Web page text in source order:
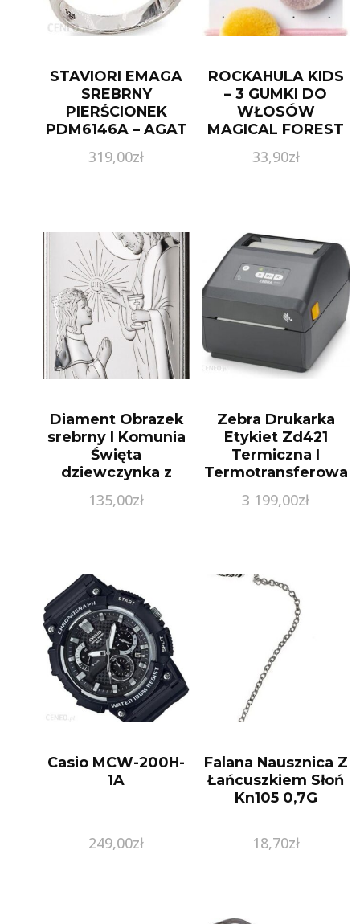
STAVIORI EMAGA
SREBRNY
PIERŚCIONEK
PDM6146A – AGAT
319,00zł
ROCKAHULA KIDS
– 3 GUMKI DO
WŁOSÓW
MAGICAL FOREST
POM POM
33,90zł
Diament Obrazek
srebrny I Komunia
Święta
dziewczynka z
135,00zł
Zebra Drukarka
Etykiet Zd421
Termiczna I
Termotransferowa
Mm Pc, Mac Usb,
3 199,00zł
Casio MCW-200H-
1A
249,00zł
Falana Nausznica Z
Łańcuszkiem Słoń
Kn105 0,7G
18,70zł